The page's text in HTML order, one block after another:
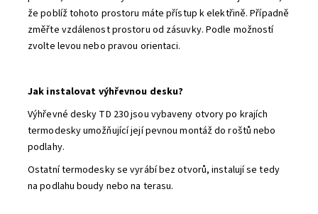
že poblíž tohoto prostoru máte přístup k elektřině. Případně
změřte vzdálenost prostoru od zásuvky. Podle možností
zvolte levou nebo pravou orientaci.
Jak instalovat výhřevnou desku?
Výhřevné desky TD 230 jsou vybaveny otvory po krajích
termodesky umožňující její pevnou montáž do roštů nebo
podlahy.
Ostatní termodesky se vyrábí bez otvorů, instalují se tedy
na podlahu boudy nebo na terasu.